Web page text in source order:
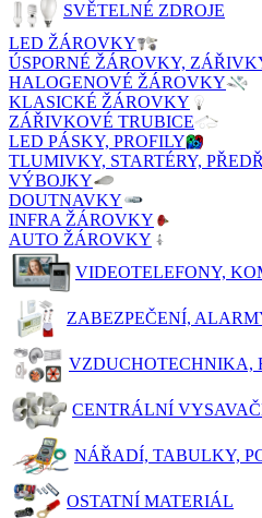
SVĚTELNÉ ZDROJE
LED ŽÁROVKY
ÚSPORNÉ ŽÁROVKY,
HALOGENOVÉ ŽÁROVKY
KLASICKÉ ŽÁROVKY
ZÁŘIVKOVÉ TRUBICE
LED PÁSKY, PROFILY
TLUMIVKY, STARTÉRY,
VÝBOJKY
DOUTNAVKY
INFRA ŽÁROVKY
AUTO ŽÁROVKY
VIDEOTELEFONY,
ZABEZPEČENÍ,
VZDUCHOTECHNIKA,
CENTRÁLNÍ
NÁŘADÍ, TABULKY,
OSTATNÍ MATERIÁL